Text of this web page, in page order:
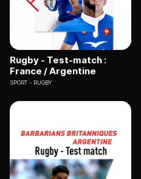
Rugby - Test-match :
France / Argentine
SPORT RUGBY